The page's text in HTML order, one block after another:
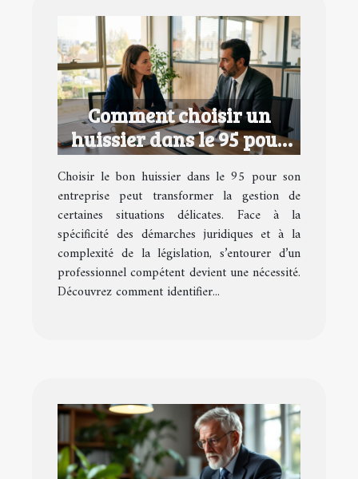
Comment choisir un
huissier dans le 95 pour
votre entreprise ?
Choisir le bon huissier dans le 95 pour son
entreprise peut transformer la gestion de
certaines situations délicates. Face à la
spécificité des démarches juridiques et à la
complexité de la législation, s’entourer d’un
professionnel compétent devient une nécessité.
Découvrez comment identifier...